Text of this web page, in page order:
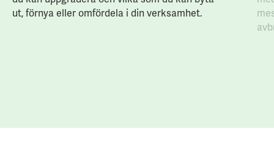
ut, förnya eller omfördela i din verksamhet.